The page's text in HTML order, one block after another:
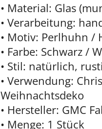
• Material: Glas
• Verarbeitung:
• Motiv: Perlhuhn /
• Farbe: Schwarz /
• Stil: natürlich,
• Verwendung:
Weihnachtsdeko
• Hersteller: GMC
• Menge: 1 Stück